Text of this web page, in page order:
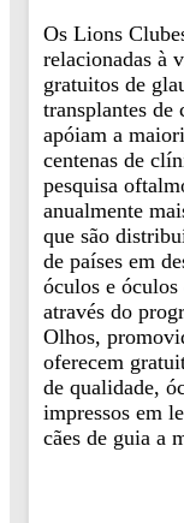
Os Lions
relacionadas à
gratuitos de
transplantes de
apóiam a
centenas de
pesquisa
anualmente
que são
de países em
óculos e óculos
através do
Olhos,
oferecem
de qualidade,
impressos em
cães de guia a